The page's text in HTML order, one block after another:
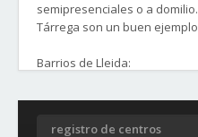
semipresenciales o a
Tárrega son un buen
Barrios de Lleida:
- Cappont
registro de centros